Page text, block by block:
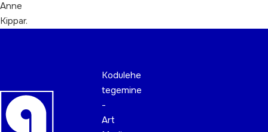
Anne
Kippar.
Kodulehe
tegemine
-
Art